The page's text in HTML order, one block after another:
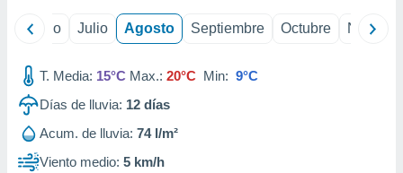
Junio Julio Agosto Septiembre Octubre
T. Media: 15°C Max.: 20°C Min: 9°C
Días de lluvia: 12 días
Acum. de lluvia: 74 l/m²
Viento medio: 5 km/h